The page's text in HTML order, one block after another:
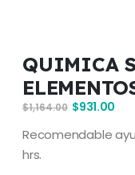
QUIMICA
$1,164.00 $931.00
Recomendable
hrs.